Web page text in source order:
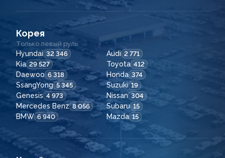
Корея
Только левый руль
Hyundai 32 346 Audi 2 771
Kia 29 527 Toyota 412
Daewoo 6 318 Honda 374
SsangYong 5 345 Suzuki 19
Genesis 4 973 Nissan 304
Mercedes Benz 8 056 Subaru 15
BMW 6 940 Mazda 15